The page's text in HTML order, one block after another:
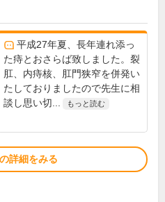
平成27年夏、長年連れ添っ
た痔とおさらば致しました。裂
肛、内痔核、肛門狭窄を併発い
たしておりましたので先生に相
談し思い切...
もっと読む
詳細をみる